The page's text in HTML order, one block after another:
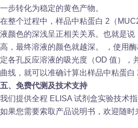
一步转化为稳定的黄色产物。
在整个过程中，样品中粘蛋白 2（
液颜色的深浅呈正相关关系。也就是说
高，最终溶液的颜色就越深。 ，使用
定各孔反应溶液的吸光度（OD 值），
曲线，就可以准确计算出样品中粘蛋白
五、免费代测及技术支持
我们提供全程 ELISA 试剂盒实验技术
如果您需要索取产品说明书，欢迎随时